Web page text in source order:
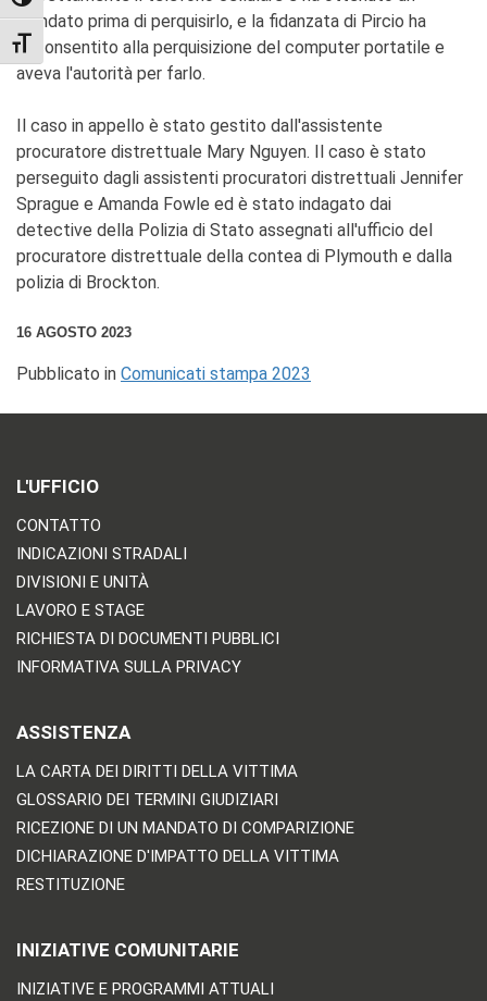
TOGGLE FONT SIZE
mandato prima di perquisirlo, e la fidanzata di Pircio ha
acconsentito alla perquisizione del computer portatile e
aveva l'autorità per farlo.
Il caso in appello è stato gestito dall'assistente
procuratore distrettuale Mary Nguyen. Il caso è stato
perseguito dagli assistenti procuratori distrettuali Jennifer
Sprague e Amanda Fowle ed è stato indagato dai
detective della Polizia di Stato assegnati all'ufficio del
procuratore distrettuale della contea di Plymouth e dalla
polizia di Brockton.
16 AGOSTO 2023
Pubblicato in Comunicati stampa 2023
L'UFFICIO
CONTATTO
INDICAZIONI STRADALI
DIVISIONI E UNITÀ
LAVORO E STAGE
RICHIESTA DI DOCUMENTI PUBBLICI
INFORMATIVA SULLA PRIVACY
ASSISTENZA
LA CARTA DEI DIRITTI DELLA VITTIMA
GLOSSARIO DEI TERMINI GIUDIZIARI
RICEZIONE DI UN MANDATO DI COMPARIZIONE
DICHIARAZIONE D'IMPATTO DELLA VITTIMA
RESTITUZIONE
INIZIATIVE COMUNITARIE
INIZIATIVE E PROGRAMMI ATTUALI